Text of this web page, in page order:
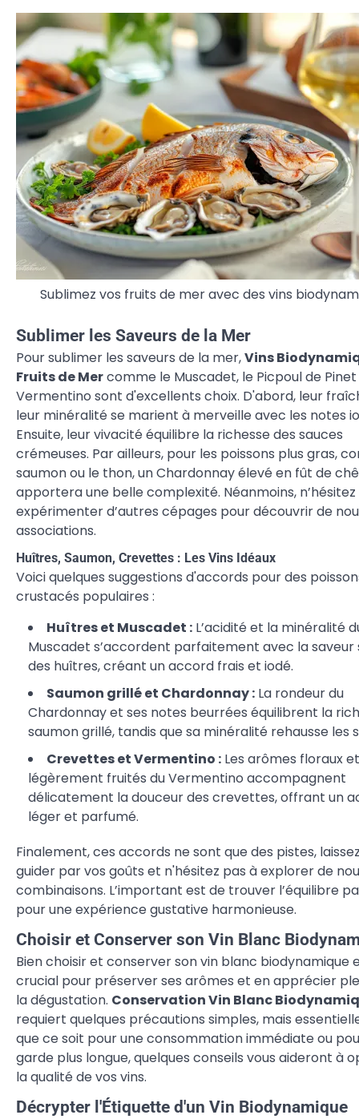
Sublimez vos fruits de mer avec des vins
Sublimer les Saveurs de la Mer
Pour sublimer les saveurs de la mer,Vins
Fruits de Mercomme le Muscadet, le Picpoul de Pinet
Vermentino sont d'excellents choix. D'abord, leur
leur minéralité se marient à merveille avec les notes
Ensuite, leur vivacité équilibre la richesse des sauces
crémeuses. Par ailleurs, pour les poissons plus gras,
saumon ou le thon, un Chardonnay élevé en fût de
apportera une belle complexité. Néanmoins,
expérimenter d’autres cépages pour découvrir de
associations.
Huîtres, Saumon, Crevettes : Les Vins Idéaux
Voici quelques suggestions d'accords pour des
crustacés populaires :
Huîtres et Muscadet : L’acidité et la minéralité
Muscadet s’accordent parfaitement avec la saveur
des huîtres, créant un accord frais et iodé.
Saumon grillé et Chardonnay : La rondeur du
Chardonnay et ses notes beurrées équilibrent la
saumon grillé, tandis que sa minéralité rehausse les
Crevettes et Vermentino : Les arômes floraux et
légèrement fruités du Vermentino accompagnent
délicatement la douceur des crevettes, offrant un
léger et parfumé.
Finalement, ces accords ne sont que des pistes,
guider par vos goûts et n'hésitez pas à explorer de
combinaisons. L’important est de trouver l’équilibre
pour une expérience gustative harmonieuse.
Choisir et Conserver son Vin Blanc
Bien choisir et conserver son vin blanc biodynamique
crucial pour préserver ses arômes et en apprécier
la dégustation. Conservation Vin Blanc
requiert quelques précautions simples, mais
que ce soit pour une consommation immédiate ou
garde plus longue, quelques conseils vous aideront à
la qualité de vos vins.
Décrypter l'Étiquette d'un Vin Biodynamique